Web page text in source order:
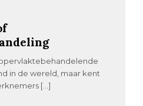
in de wereld, maar kent
[…]